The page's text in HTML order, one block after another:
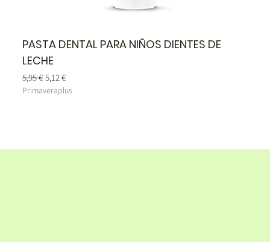
PASTA DENTAL PARA NIÑOS DIENTES DE
LECHE
Precio
5,95 € Precio de oferta
5,12 €
Primaveraplus